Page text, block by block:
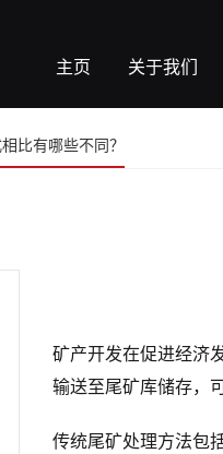
主页 关于我们
比有哪些不同？
矿产开发在促进经济
输送至尾矿库储存，
传统尾矿处理方法包